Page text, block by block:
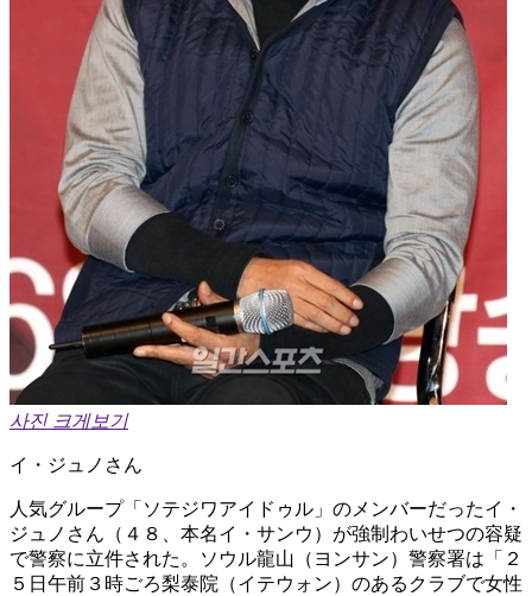
사진 크게보기
イ・ジュノさん
人気グループ「ソテジワアイドゥル」のメンバーだったイ・
ジュノさん（４８、本名イ・サンウ）が強制わいせつの容疑
で警察に立件された。ソウル龍山（ヨンサン）警察署は「２
５日午前３時ごろ梨泰院（イテウォン）のあるクラブで女性